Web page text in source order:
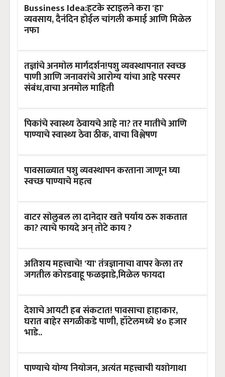
Bussiness Idea:हटके स्टाइलने करा 'हा'
व्यवसाय, दैनंदिन होईल चांगली कमाई आणि मिळेल
नफा
तज्ञांचे अनमोल मार्गदर्शन!पशु व्यवस्थापनात स्वच्छ
पाणी आणि जनावरांचे आरोग्य यांचा आहे परस्पर
संबंध,वाचा अनमोल माहिती
पिकांचे स्वास्थ्य ठेवायचे आहे ना? तर मातीचे आणि
पाण्याचे स्वास्थ्य ठेवा ठीक, वाचा विश्लेषण
पावसाळ्यात पशु व्यवस्थापन करताना जाणून घ्या
स्वच्छ पाण्याचे महत्व
वाटर सोलुबल ला दानेदार खते पर्याय ठरू शकतात
का? त्याचे फायदे अन् तोटे काय ?
अतिशय महत्त्वाचे! 'या' तंत्रज्ञानाचा वापर केला तर
जगतील कोरडवाहू फळझाडे,मिळेल फायदा
देशाचे आयटी हब संकटात! पावसाचा हाहाकार,
घरात बाहेर सगळीकडे पाणी, हॉटेलमध्ये ४० हजार
भाडे..
पाण्याचे योग्य नियोजन, अत्यंत महत्त्वाची यशोगाथा